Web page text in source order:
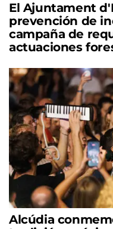
El Ajuntament
prevención de
campaña de
actuaciones
Alcúdia